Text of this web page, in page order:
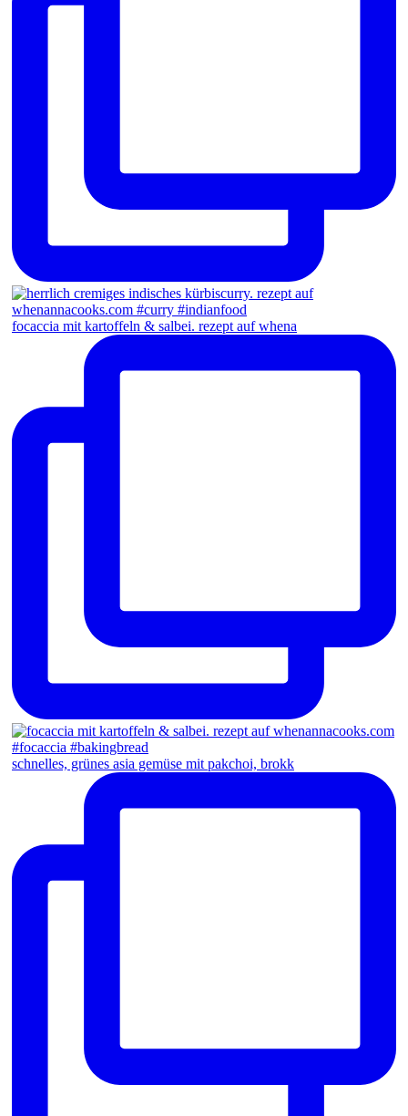
focaccia mit kartoffeln & salbei. rezept auf whena
schnelles, grünes asia gemüse mit pakchoi, brokk